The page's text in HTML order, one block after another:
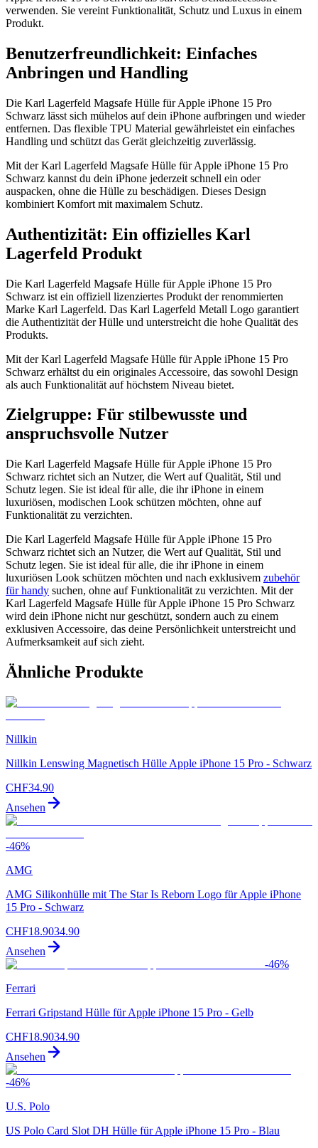
verwenden. Sie vereint Funktionalität, Schutz und Luxus in einem
Produkt.
Benutzerfreundlichkeit: Einfaches
Anbringen und Handling
Die Karl Lagerfeld Magsafe Hülle für Apple iPhone 15 Pro
Schwarz lässt sich mühelos auf dein iPhone aufbringen und wieder
entfernen. Das flexible TPU Material gewährleistet ein einfaches
Handling und schützt das Gerät gleichzeitig zuverlässig.
Mit der Karl Lagerfeld Magsafe Hülle für Apple iPhone 15 Pro
Schwarz kannst du dein iPhone jederzeit schnell ein oder
auspacken, ohne die Hülle zu beschädigen. Dieses Design
kombiniert Komfort mit maximalem Schutz.
Authentizität: Ein offizielles Karl
Lagerfeld Produkt
Die Karl Lagerfeld Magsafe Hülle für Apple iPhone 15 Pro
Schwarz ist ein offiziell lizenziertes Produkt der renommierten
Marke Karl Lagerfeld. Das Karl Lagerfeld Metall Logo garantiert
die Authentizität der Hülle und unterstreicht die hohe Qualität des
Produkts.
Mit der Karl Lagerfeld Magsafe Hülle für Apple iPhone 15 Pro
Schwarz erhältst du ein originales Accessoire, das sowohl Design
als auch Funktionalität auf höchstem Niveau bietet.
Zielgruppe: Für stilbewusste und
anspruchsvolle Nutzer
Die Karl Lagerfeld Magsafe Hülle für Apple iPhone 15 Pro
Schwarz richtet sich an Nutzer, die Wert auf Qualität, Stil und
Schutz legen. Sie ist ideal für alle, die ihr iPhone in einem
luxuriösen, modischen Look schützen möchten, ohne auf
Funktionalität zu verzichten.
Die Karl Lagerfeld Magsafe Hülle für Apple iPhone 15 Pro
Schwarz richtet sich an Nutzer, die Wert auf Qualität, Stil und
Schutz legen. Sie ist ideal für alle, die ihr iPhone in einem
luxuriösen Look schützen möchten und nach exklusivem zubehör
für handy suchen, ohne auf Funktionalität zu verzichten. Mit der
Karl Lagerfeld Magsafe Hülle für Apple iPhone 15 Pro Schwarz
wird dein iPhone nicht nur geschützt, sondern auch zu einem
exklusiven Accessoire, das deine Persönlichkeit unterstreicht und
Aufmerksamkeit auf sich zieht.
Ähnliche Produkte
Nillkin
Nillkin Lenswing Magnetisch Hülle Apple iPhone 15 Pro - Schwarz
CHF34.90
Ansehen
-46%
AMG
AMG Silikonhülle mit The Star Is Reborn Logo für Apple iPhone
15 Pro - Schwarz
CHF18.9034.90
Ansehen
-46%
Ferrari
Ferrari Gripstand Hülle für Apple iPhone 15 Pro - Gelb
CHF18.9034.90
Ansehen
-46%
U.S. Polo
US Polo Card Slot DH Hülle für Apple iPhone 15 Pro - Blau